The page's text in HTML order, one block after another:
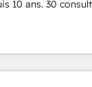
and 175+
10 ans. 30
Notre
levier de
passe par la
la fiabilisation de